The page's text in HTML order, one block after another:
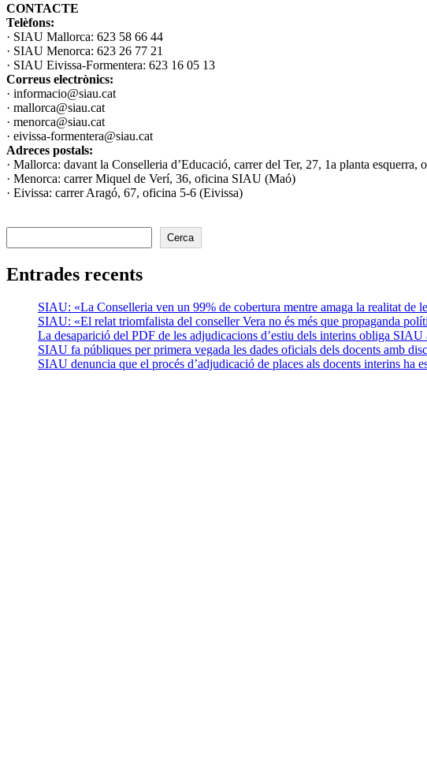
CONTACTE
Telèfons:
· SIAU Mallorca: 623 58 66 44
· SIAU Menorca: 623 26 77 21
· SIAU Eivissa-Formentera: 623 16 05 13
Correus electrònics:
· informacio@siau.cat
· mallorca@siau.cat
· menorca@siau.cat
· eivissa-formentera@siau.cat
Adreces postals:
· Mallorca: davant la Conselleria d’Educació, carrer del Ter, 27, 1a planta esquerra,
· Menorca: carrer Miquel de Verí, 36, oficina SIAU (Maó)
· Eivissa: carrer Aragó, 67, oficina 5-6 (Eivissa)
Cerca
Entrades recents
SIAU: «La Conselleria ven un 99% de cobertura mentre amaga la realitat de
SIAU: «El relat triomfalista del conseller Vera no és més que propaganda
La desaparició del PDF de les adjudicacions d’estiu dels interins obliga
SIAU fa públiques per primera vegada les dades oficials dels docents amb
SIAU denuncia que el procés d’adjudicació de places als docents interins ha